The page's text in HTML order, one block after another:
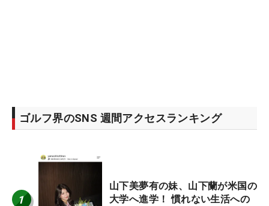
ゴルフ界のSNS 週間アクセスランキング
1
山下美夢有の妹、山下蘭が米国の
大学へ進学！ 慣れない生活への